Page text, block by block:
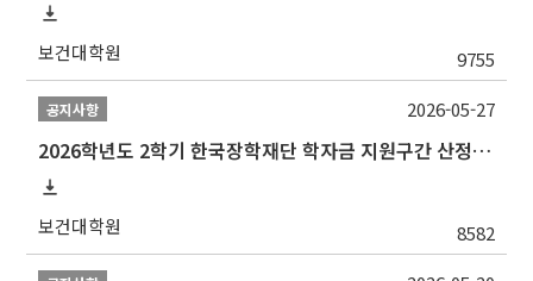
보건대학원 9755
공지사항
2026학년도 2학기 한국장학재단 학자금 지원구간 산정 신청 안내
보건대학원 8582
2026-05-27